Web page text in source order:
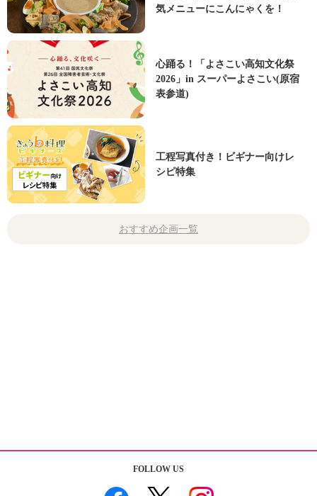
気メニューにこんにゃくを！
心踊る！「よさこい高知文化祭
2026」in スーパーよさこい(原宿
表参道)
工程写真付き！ビギナー向けレ
シピ特集
おすすめ企画一覧
FOLLOW US